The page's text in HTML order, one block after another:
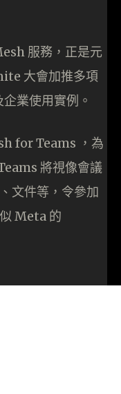
服務，正是元
大會加推多項
業使用實例。
for Teams ，為
將視像會議
文件等，令參加
Meta 的